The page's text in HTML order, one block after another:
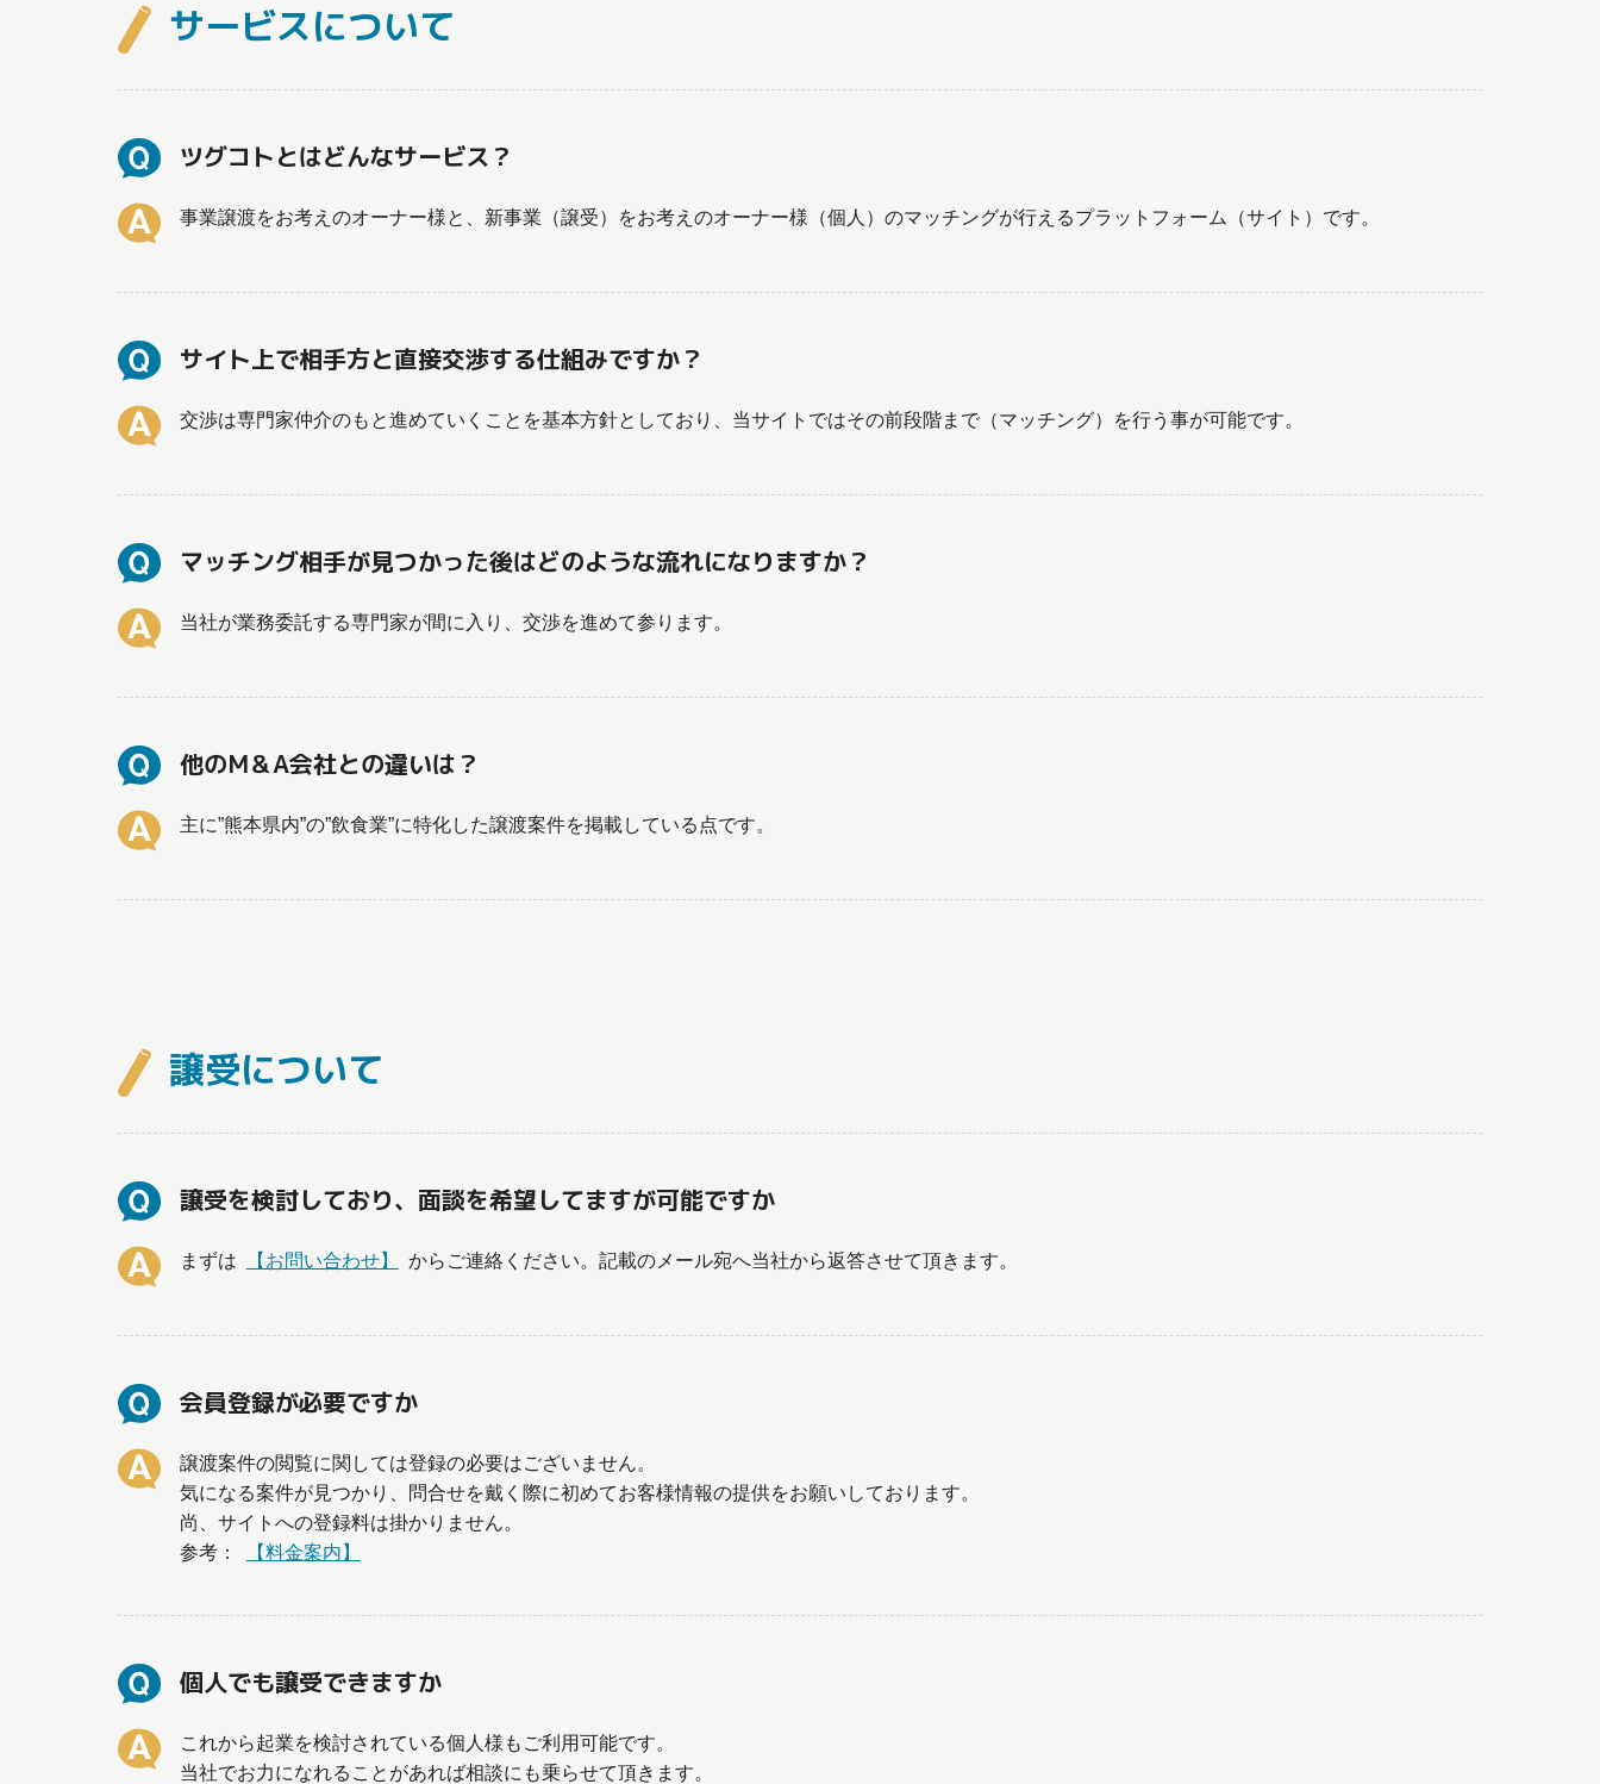
サービスについて
ツグコトとはどんなサービス？
事業譲渡をお考えのオーナー様と、新事業（譲受）をお考えのオーナー様（個人）のマッチングが行えるプラットフォーム（サイト）です。
サイト上で相手方と直接交渉する仕組みですか？
交渉は専門家仲介のもと進めていくことを基本方針としており、当サイトではその前段階まで（マッチング）を行う事が可能です。
マッチング相手が見つかった後はどのような流れになりますか？
当社が業務委託する専門家が間に入り、交渉を進めて参ります。
他のM＆A会社との違いは？
主に”熊本県内”の”飲食業”に特化した譲渡案件を掲載している点です。
譲受について
譲受を検討しており、面談を希望してますが可能ですか
まずは 【お問い合わせ】 からご連絡ください。記載のメール宛へ当社から返答させて頂きます。
会員登録が必要ですか
譲渡案件の閲覧に関しては登録の必要はございません。
気になる案件が見つかり、問合せを戴く際に初めてお客様情報の提供をお願いしております。
尚、サイトへの登録料は掛かりません。
参考：
【料金案内】
個人でも譲受できますか
これから起業を検討されている個人様もご利用可能です。
当社でお力になれることがあれば相談にも乗らせて頂きます。